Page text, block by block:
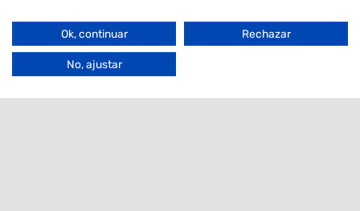
Síganos
Ok, continuar Rechazar
No, ajustar